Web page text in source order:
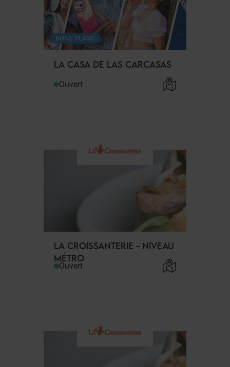
LA CASA DE LAS CARCASAS
BONS PLANS
Ouvert
LA CROISSANTERIE - NIVEAU
MÉTRO
Ouvert